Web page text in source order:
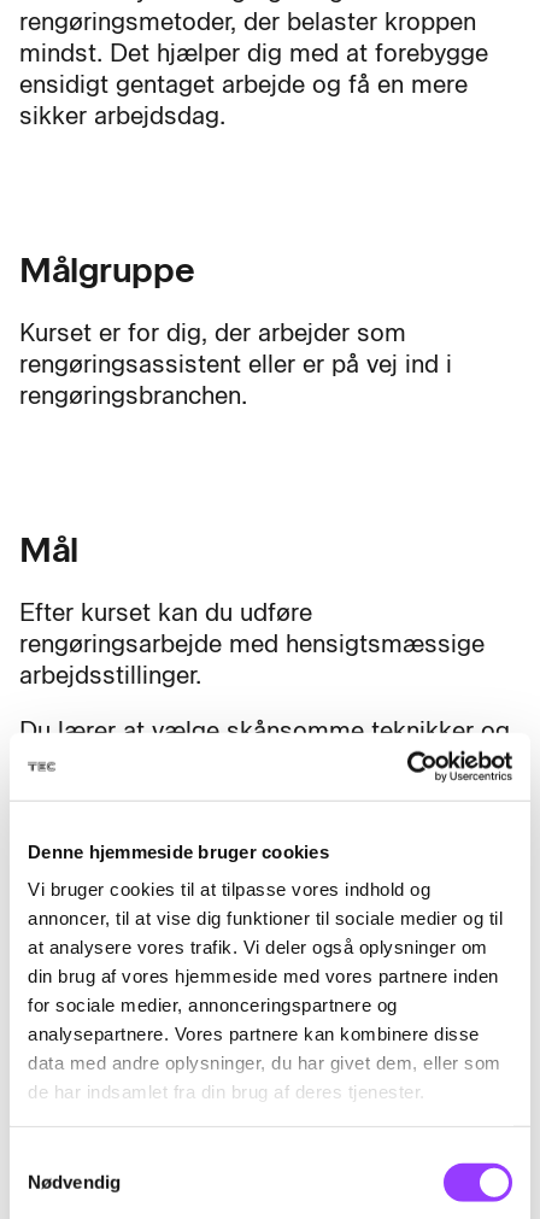
Denne hjemmeside bruger cookies
Vi bruger cookies til at tilpasse vores indhold og
annoncer, til at vise dig funktioner til sociale medier og til
at analysere vores trafik. Vi deler også oplysninger om
din brug af vores hjemmeside med vores partnere inden
for sociale medier, annonceringspartnere og
analysepartnere. Vores partnere kan kombinere disse
data med andre oplysninger, du har givet dem, eller som
de har indsamlet fra din brug af deres tjenester.
Nødvendig
rengøringsmetoder, der belaster kroppen
mindst. Det hjælper dig med at forebygge
ensidigt gentaget arbejde og få en mere
sikker arbejdsdag.
Målgruppe
Kurset er for dig, der arbejder som
rengøringsassistent eller er på vej ind i
rengøringsbranchen.
Mål
Efter kurset kan du udføre
rengøringsarbejde med hensigtsmæssige
arbejdsstillinger.
Du lærer at vælge skånsomme teknikker og
metoder, så du kan undgå unødige
Fag til kurset
Ergonomi ved
rengøringsarbejdet
Hygiejne på skoler og